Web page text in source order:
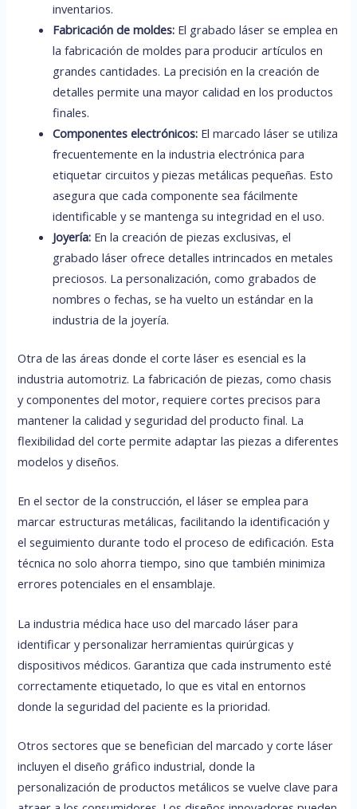
inventarios.
Fabricación de moldes: El grabado láser se emplea en
la fabricación de moldes para producir artículos en
grandes cantidades. La precisión en la creación de
detalles permite una mayor calidad en los productos
finales.
Componentes electrónicos: El marcado láser se utiliza
frecuentemente en la industria electrónica para
etiquetar circuitos y piezas metálicas pequeñas. Esto
asegura que cada componente sea fácilmente
identificable y se mantenga su integridad en el uso.
Joyería: En la creación de piezas exclusivas, el
grabado láser ofrece detalles intrincados en metales
preciosos. La personalización, como grabados de
nombres o fechas, se ha vuelto un estándar en la
industria de la joyería.
Otra de las áreas donde el corte láser es esencial es la
industria automotriz. La fabricación de piezas, como chasis
y componentes del motor, requiere cortes precisos para
mantener la calidad y seguridad del producto final. La
flexibilidad del corte permite adaptar las piezas a diferentes
modelos y diseños.
En el sector de la construcción, el láser se emplea para
marcar estructuras metálicas, facilitando la identificación y
el seguimiento durante todo el proceso de edificación. Esta
técnica no solo ahorra tiempo, sino que también minimiza
errores potenciales en el ensamblaje.
La industria médica hace uso del marcado láser para
identificar y personalizar herramientas quirúrgicas y
dispositivos médicos. Garantiza que cada instrumento esté
correctamente etiquetado, lo que es vital en entornos
donde la seguridad del paciente es la prioridad.
Otros sectores que se benefician del marcado y corte láser
incluyen el diseño gráfico industrial, donde la
personalización de productos metálicos se vuelve clave para